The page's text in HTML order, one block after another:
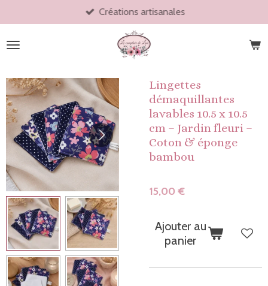
au
contenu
Créations artisanales
Lingettes
démaquillantes
lavables 10.5 x 10.5
cm – Jardin fleuri –
Coton & éponge
bambou
15,00 €
Ajouter au
panier